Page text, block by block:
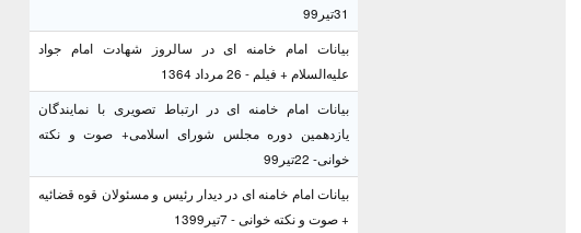
31تیر99
بیانات امام خامنه ای در سالروز شهادت امام جواد
علیه‌السلام + فیلم - 26 مرداد 1364
بیانات امام خامنه ای در ارتباط تصویری با نمایندگان
یازدهمین دوره مجلس شورای اسلامی+ صوت و نکته
خوانی- 22تیر99
بیانات امام خامنه ای در دیدار رئیس و مسئولان قوه قضائیه
+ صوت و نکته خوانی - 7تیر1399